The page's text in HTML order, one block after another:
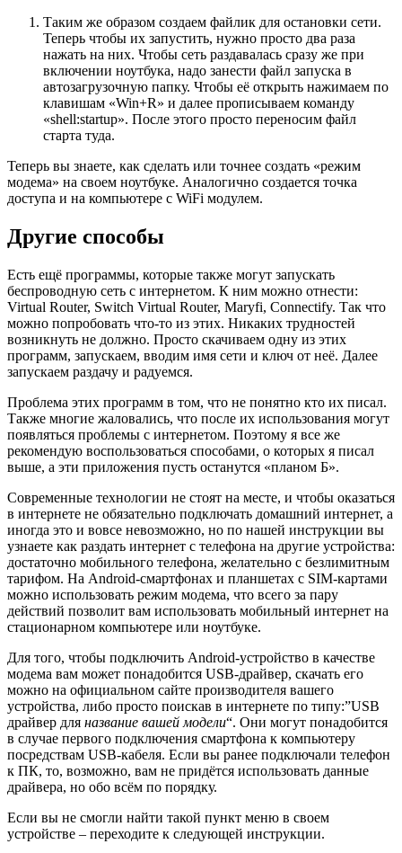
Таким же образом создаем файлик для остановки сети.
Теперь чтобы их запустить, нужно просто два раза
нажать на них. Чтобы сеть раздавалась сразу же при
включении ноутбука, надо занести файл запуска в
автозагрузочную папку. Чтобы её открыть нажимаем по
клавишам «Win+R» и далее прописываем команду
«shell:startup». После этого просто переносим файл
старта туда.
Теперь вы знаете, как сделать или точнее создать «режим
модема» на своем ноутбуке. Аналогично создается точка
доступа и на компьютере с WiFi модулем.
Другие способы
Есть ещё программы, которые также могут запускать
беспроводную сеть с интернетом. К ним можно отнести:
Virtual Router, Switch Virtual Router, Maryfi, Connectify. Так что
можно попробовать что-то из этих. Никаких трудностей
возникнуть не должно. Просто скачиваем одну из этих
программ, запускаем, вводим имя сети и ключ от неё. Далее
запускаем раздачу и радуемся.
Проблема этих программ в том, что не понятно кто их писал.
Также многие жаловались, что после их использования могут
появляться проблемы с интернетом. Поэтому я все же
рекомендую воспользоваться способами, о которых я писал
выше, а эти приложения пусть останутся «планом Б».
Современные технологии не стоят на месте, и чтобы оказаться
в интернете не обязательно подключать домашний интернет, а
иногда это и вовсе невозможно, но по нашей инструкции вы
узнаете как раздать интернет с телефона на другие устройства:
достаточно мобильного телефона, желательно с безлимитным
тарифом. На Android-смартфонах и планшетах с SIM-картами
можно использовать режим модема, что всего за пару
действий позволит вам использовать мобильный интернет на
стационарном компьютере или ноутбуке.
Для того, чтобы подключить Android-устройство в качестве
модема вам может понадобится USB-драйвер, скачать его
можно на официальном сайте производителя вашего
устройства, либо просто поискав в интернете по типу:”USB
драйвер для название вашей модели“. Они могут понадобится
в случае первого подключения смартфона к компьютеру
посредствам USB-кабеля. Если вы ранее подключали телефон
к ПК, то, возможно, вам не придётся использовать данные
драйвера, но обо всём по порядку.
Если вы не смогли найти такой пункт меню в своем
устройстве – переходите к следующей инструкции.